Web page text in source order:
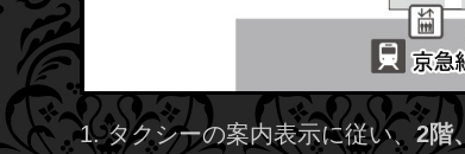
1. タクシーの案内表示に従い、2階